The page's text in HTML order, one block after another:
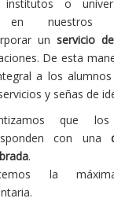
institutos o
en nuestros
un servicio
De esta
a los
y señas de
que
con una
.
la